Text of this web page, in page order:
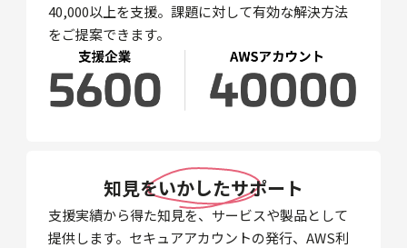
40,000以上を支援。課題に対して有効な解決方法
をご提案できます。
知見をいかしたサポート
支援実績から得た知見を、サービスや製品として
提供します。セキュアアカウントの発行、AWS利